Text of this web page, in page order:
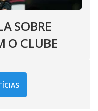
SOBRE
O CLUBE